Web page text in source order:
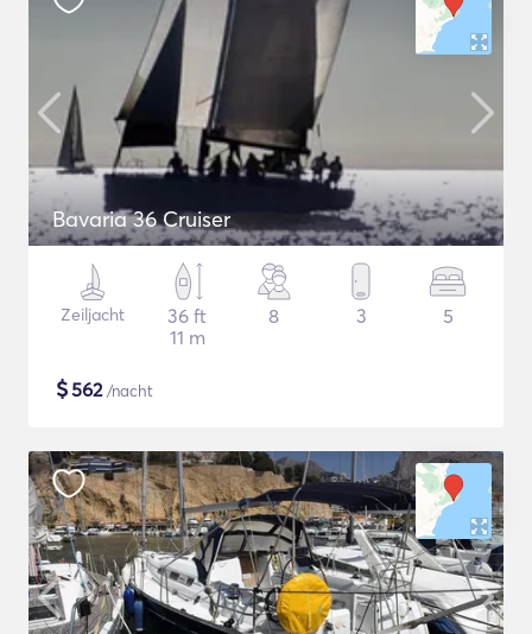
Bavaria 36 Cruiser
Zeiljacht
36 ft
11 m
8 3 5
$562/nacht